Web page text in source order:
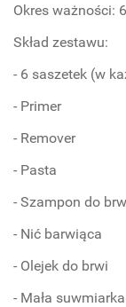
Okres ważności:
Skład zestawu:
- 6 saszetek (w
- Primer
- Remover
- Pasta
- Szampon do
- Nić barwiąca
- Olejek do brwi
- Mała suwmiarka